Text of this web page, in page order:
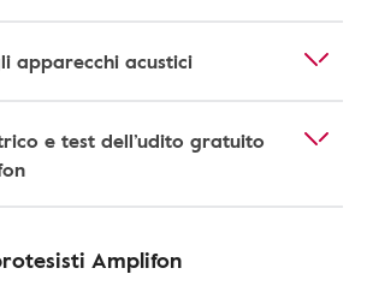
apparecchi acustici
e test dell’udito gratuito
Amplifon